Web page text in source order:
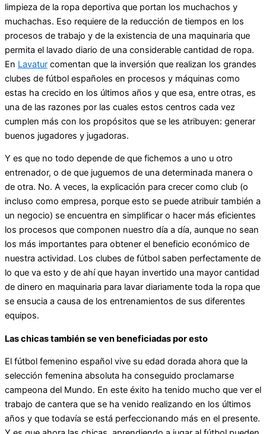
limpieza de la ropa deportiva que portan los muchachos y
muchachas. Eso requiere de la reducción de tiempos en los
procesos de trabajo y de la existencia de una maquinaria que
permita el lavado diario de una considerable cantidad de ropa.
En Lavatur comentan que la inversión que realizan los grandes
clubes de fútbol españoles en procesos y máquinas como
estas ha crecido en los últimos años y que esa, entre otras, es
una de las razones por las cuales estos centros cada vez
cumplen más con los propósitos que se les atribuyen: generar
buenos jugadores y jugadoras.
Y es que no todo depende de que fichemos a uno u otro
entrenador, o de que juguemos de una determinada manera o
de otra. No. A veces, la explicación para crecer como club (o
incluso como empresa, porque esto se puede atribuir también a
un negocio) se encuentra en simplificar o hacer más eficientes
los procesos que componen nuestro día a día, aunque no sean
los más importantes para obtener el beneficio económico de
nuestra actividad. Los clubes de fútbol saben perfectamente de
lo que va esto y de ahí que hayan invertido una mayor cantidad
de dinero en maquinaria para lavar diariamente toda la ropa que
se ensucia a causa de los entrenamientos de sus diferentes
equipos.
Las chicas también se ven beneficiadas por esto
El fútbol femenino español vive su edad dorada ahora que la
selección femenina absoluta ha conseguido proclamarse
campeona del Mundo. En este éxito ha tenido mucho que ver el
trabajo de cantera que se ha venido realizando en los últimos
años y que todavía se está perfeccionando más en el presente.